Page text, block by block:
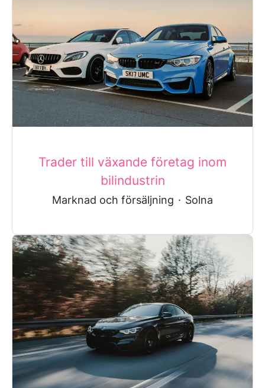
Trader till växande företag inom
bilindustrin
Marknad och försäljning · Solna